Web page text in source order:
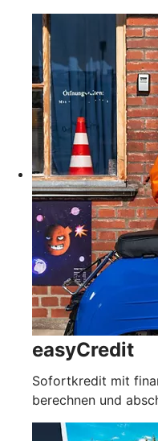
easyCredit
Sofortkredit mit
berechnen und